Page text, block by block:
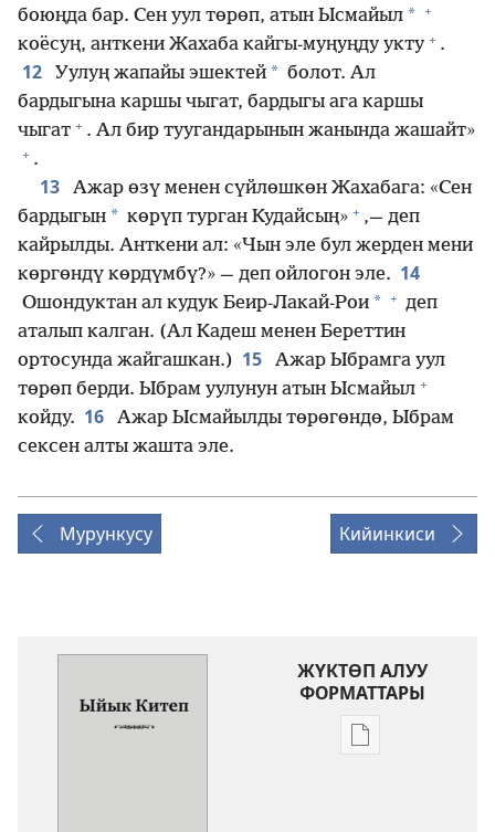
боюңда бар. Сен уул төрөп, атын Ысмайыл * +
коёсуң, анткени Жахаба кайгы-муңуңду укту + .
12 Уулуң жапайы эшектей * болот. Ал
бардыгына каршы чыгат, бардыгы ага каршы
чыгат + . Ал бир туугандарынын жанында жашайт»
+ .
13
Ажар өзү менен сүйлөшкөн Жахабага: «Сен
бардыгын * көрүп турган Кудайсың» + ,— деп
кайрылды. Анткени ал: «Чын эле бул жерден мени
көргөндү көрдүмбү?» — деп ойлогон эле. 14
Ошондуктан ал кудук Беир-Лакай-Рои * + деп
аталып калган. (Ал Кадеш менен Береттин
ортосунда жайгашкан.) 15
Ажар Ыбрамга уул
төрөп берди. Ыбрам уулунун атын Ысмайыл +
койду. 16
Ажар Ысмайылды төрөгөндө, Ыбрам
сексен алты жашта эле.
Мурункусу Кийинкиси
ЖҮКТӨП АЛУУ
ФОРМАТТАРЫ
Адабиятты